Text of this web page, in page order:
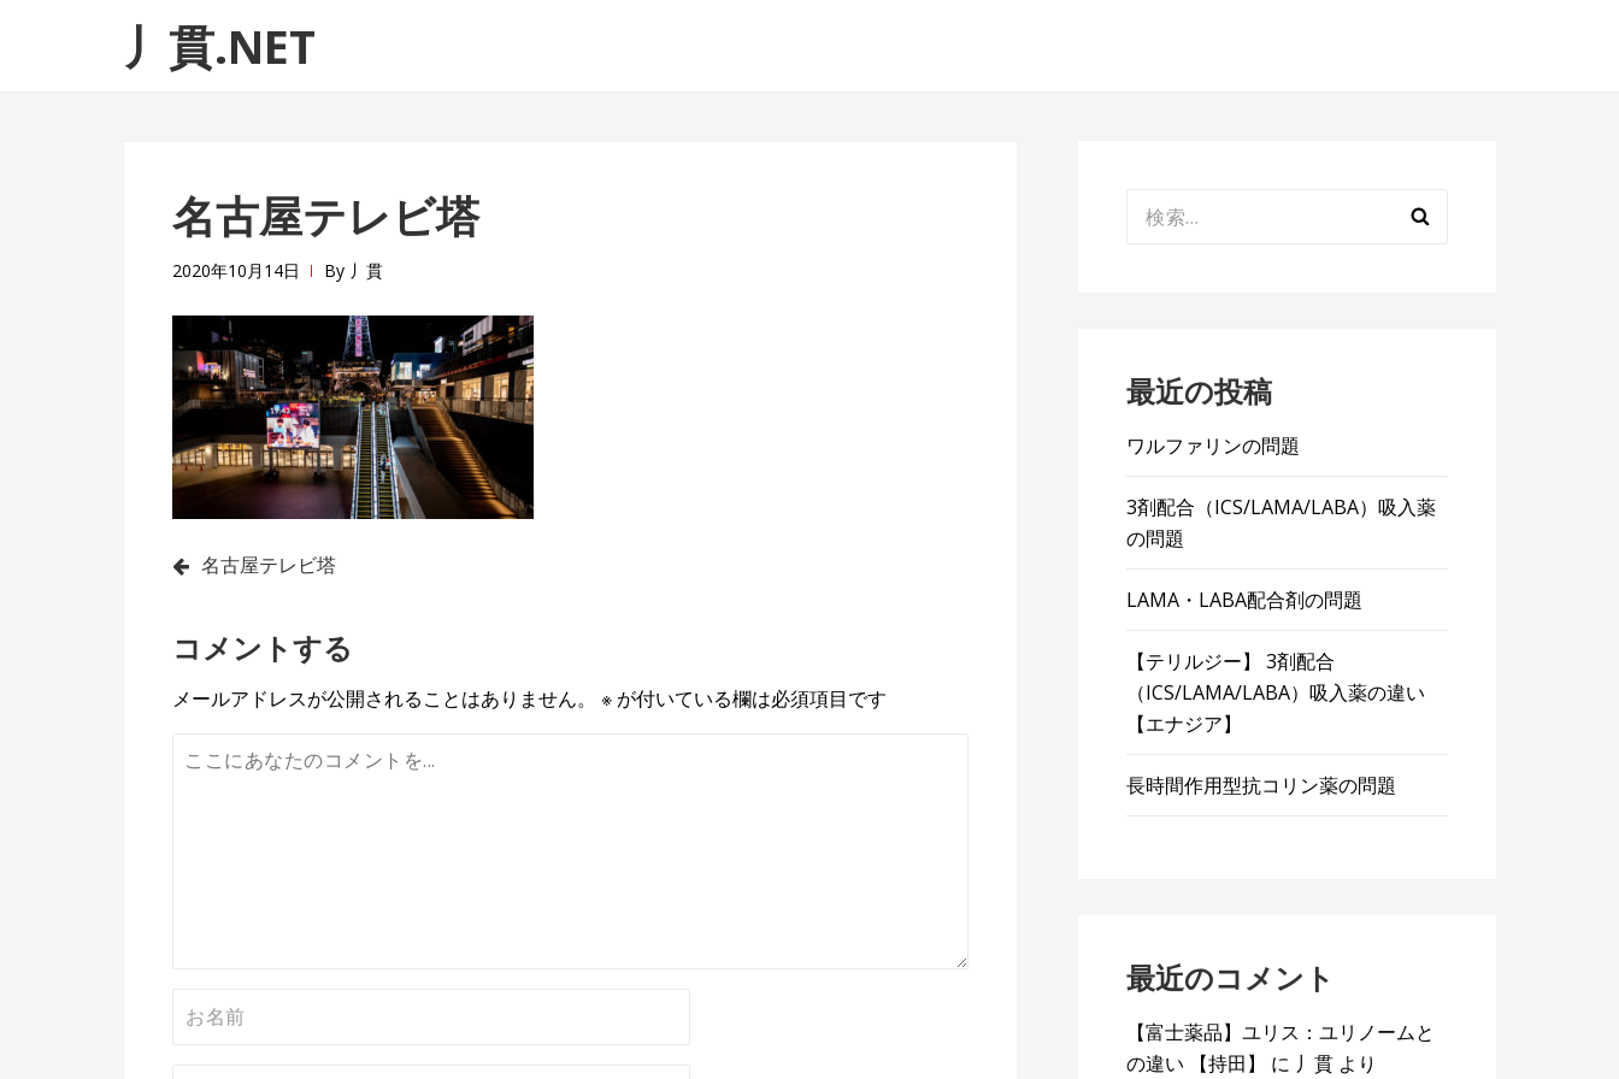
ゲ
テ丿貫.NET
名古屋テレビ塔
2020年10月14日 By 丿貫
投
ナ
ビ
ゲ
名古屋テレビ塔
コメントする
メールアドレスが公開されることはありません。 ※ が付いている欄は必須項目です
索:
最近の投稿
ワルファリンの問題
3剤配合（ICS/LAMA/LABA）吸入薬
の問題
LAMA・LABA配合剤の問題
【テリルジー】 3剤配合
（ICS/LAMA/LABA）吸入薬の違い
【エナジア】
長時間作用型抗コリン薬の問題
最近のコメント
【富士薬品】ユリス：ユリノームと
の違い 【持田】
に 丿貫 より